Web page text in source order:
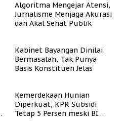
Algoritma Mengejar Atensi,
Jurnalisme Menjaga Akurasi
dan Akal Sehat Publik
Kabinet Bayangan Dinilai
Bermasalah, Tak Punya
Basis Konstituen Jelas
Kemerdekaan Hunian
Diperkuat, KPR Subsidi
Tetap 5 Persen meski BI